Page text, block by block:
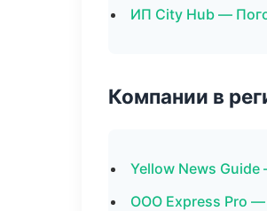
ИП City Hub —
Компании в
Yellow News
ООО Express Pro